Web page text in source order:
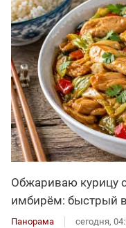
Обжариваю курицу
имбирём: быстрый
Панорама сегодня,